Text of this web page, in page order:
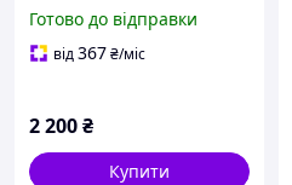
Готово до відправки
від367₴/міс
2 200₴
Купити